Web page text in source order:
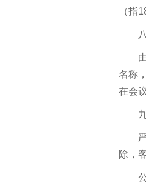
（指
名称
在会
除，